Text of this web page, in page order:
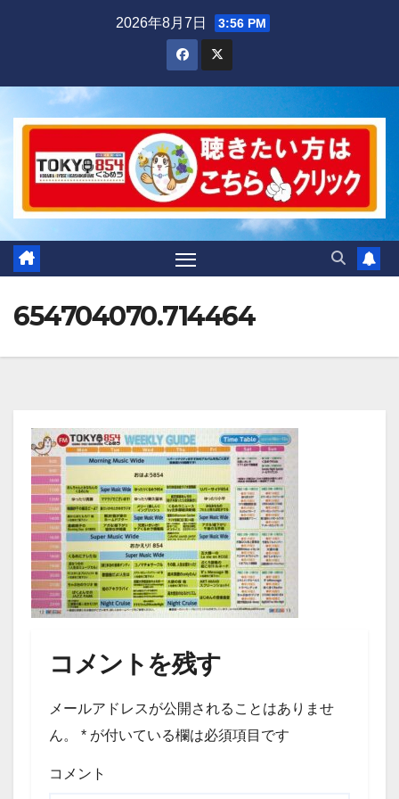
2026年8月7日 3:56 PM
654704070.714464
コメントを残す
メールアドレスが公開されることはありませ
ん。
* が付いている欄は必須項目です
コメント